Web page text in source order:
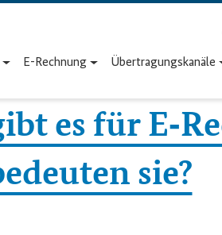
E-Rechnung Übertragungs­kanäle
es für
sie?